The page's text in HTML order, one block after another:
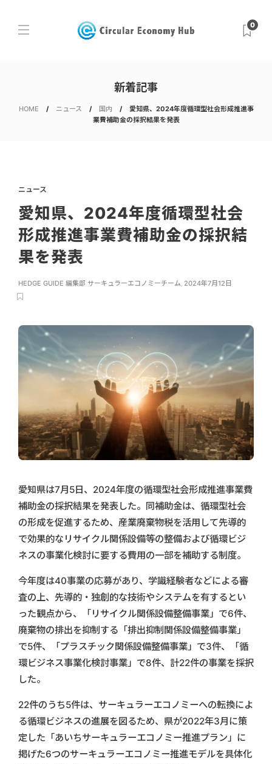
0
新着記事
HOME ニュース 国内
愛知県、2024年度循環型社会形成推進事
業費補助金の採択結果を発表
ニュース
愛知県、2024年度循環型社会
形成推進事業費補助金の採択結
果を発表
HEDGE GUIDE 編集部 サーキュラーエコノミーチーム, 2024年7月12日
愛知県は7月5日、2024年度の循環型社会形成推進事業費
補助金の採択結果を発表した。同補助金は、循環型社会
の形成を促進するため、産業廃棄物税を活用して先導的
で効果的なリサイクル関係設備等の整備および循環ビジ
ネスの事業化検討に要する費用の一部を補助する制度。
今年度は40事業の応募があり、学識経験者などによる審
査の上、先導的・独創的な技術やシステムを有するとい
った観点から、「リサイクル関係設備整備事業」で6件、
廃棄物の排出を抑制する「排出抑制関係設備整備事業」
で5件、「プラスチック関係設備整備事業」で3件、「循
環ビジネス事業化検討事業」で8件、計22件の事業を採択
した。
22件のうち5件は、サーキュラーエコノミーへの転換によ
る循環ビジネスの進展を図るため、県が2022年3月に策
定した「あいちサーキュラーエコノミー推進プラン」に
掲げた6つのサーキュラーエコノミー推進モデルを具体化